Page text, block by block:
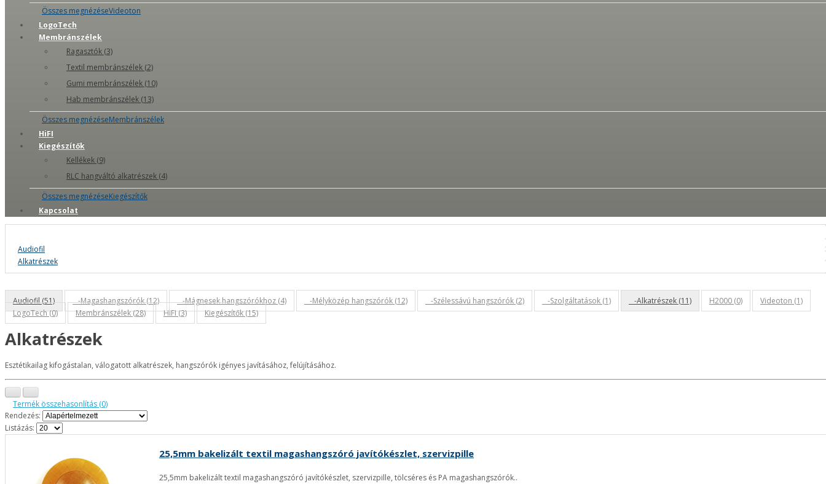
Összes megnézéseVideoton
LogoTech
Membránszélek
Ragasztók (3)
Textil membránszélek (2)
Gumi membránszélek (10)
Hab membránszélek (13)
Összes megnézéseMembránszélek
HiFI
Kiegészítők
Kellékek (9)
RLC hangváltó alkatrészek (4)
Összes megnézéseKiegészítők
Kapcsolat
Audiofil
Alkatrészek
Audiofil (51) -Magashangszórók (12) -Mágnesek hangszórókhoz (4) -Mélyközép hangszórók (12) -Szélessávú hangszórók (2) -Szolgáltatások (1) -Alkatrészek (11) H2000 (0)
Videoton (1)
LogoTech (0)
Membránszélek (28) HiFI (3) Kiegészítők (15)
Alkatrészek
Esztétikailag kifogástalan, válogatott alkatrészek, hangszórók igényes javításához, felújításához.
Termék összehasonlítás (0)
Rendezés:
Listázás:
25,5mm bakelizált textil magashangszóró javítókészlet, szervizpille
25,5mm bakelizált textil magashangszóró javítókészlet, szervizpille, tölcséres és PA magashangszórók..